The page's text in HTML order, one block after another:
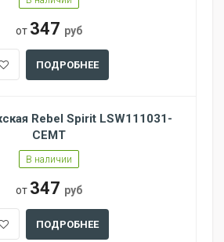
от 347 руб
ПОДРОБНЕЕ
Rebel Spirit LSW111031-
CEMT
В наличии
от 347 руб
ПОДРОБНЕЕ